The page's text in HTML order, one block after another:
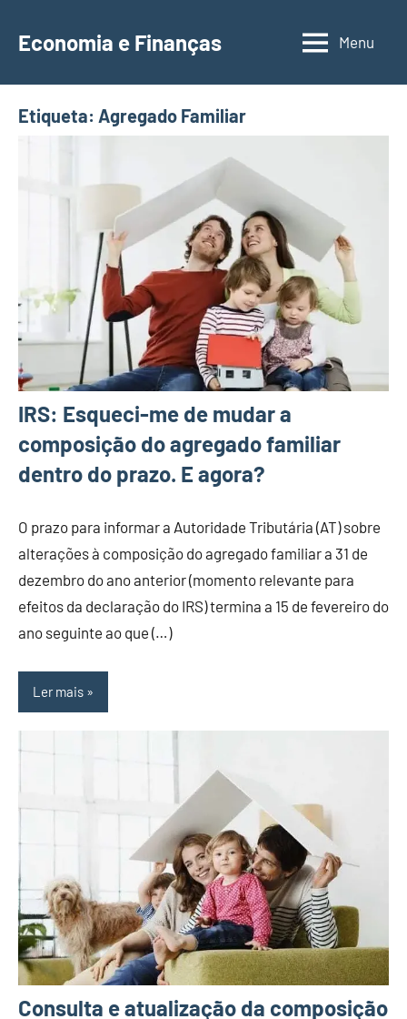
para
conteúdo
Economia e Finanças
Depósitos
IRS,
Finanças
Menu
Etiqueta: Agregado Familiar
IRS: Esqueci-me de mudar a
composição do agregado familiar
dentro do prazo. E agora?
O prazo para informar a Autoridade Tributária (AT) sobre
alterações à composição do agregado familiar a 31 de
dezembro do ano anterior (momento relevante para
efeitos da declaração do IRS) termina a 15 de fevereiro do
ano seguinte ao que (…)
Ler mais
Consulta e atualização da composição